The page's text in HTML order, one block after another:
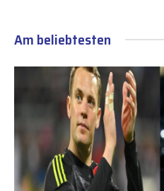
Am beliebtesten